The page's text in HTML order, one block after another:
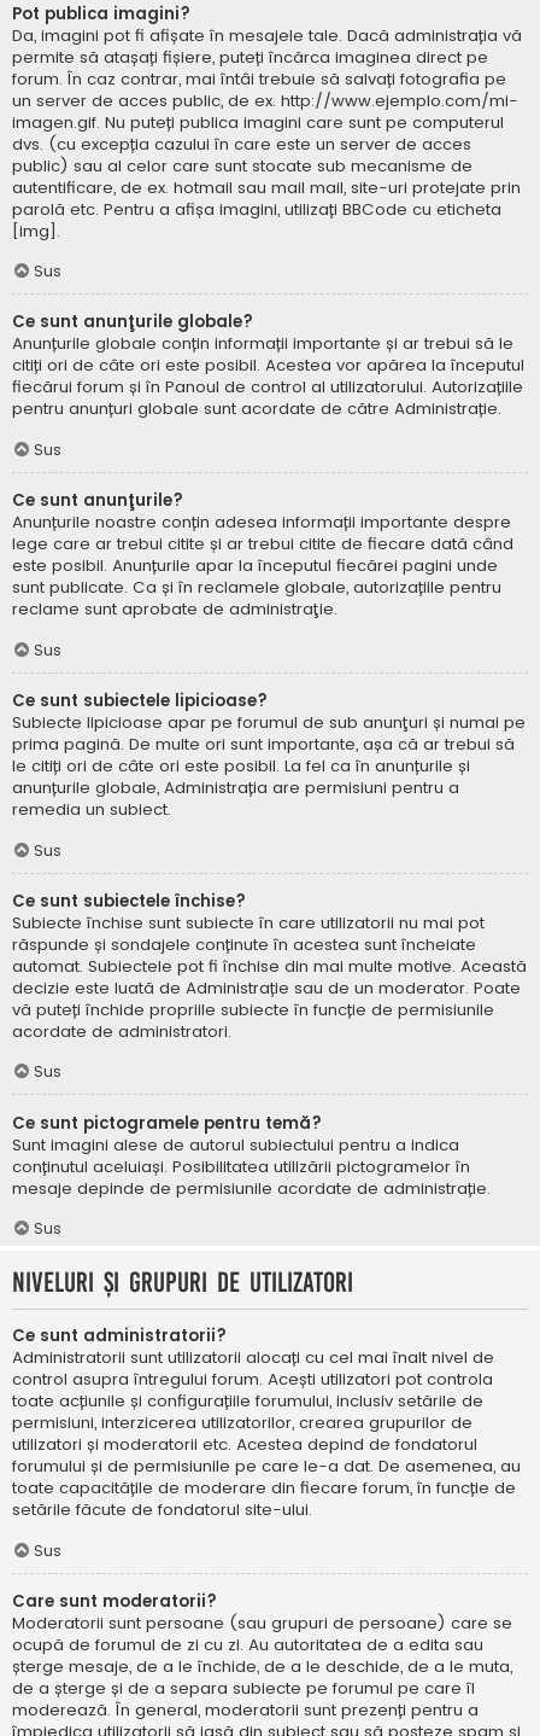
Pot publica imagini?
Da, imagini pot fi afișate în mesajele tale. Dacă administrația vă
permite să atașați fișiere, puteți încărca imaginea direct pe
forum. În caz contrar, mai întâi trebuie să salvați fotografia pe
un server de acces public, de ex. http://www.ejemplo.com/mi-
imagen.gif. Nu puteți publica imagini care sunt pe computerul
dvs. (cu excepția cazului în care este un server de acces
public) sau al celor care sunt stocate sub mecanisme de
autentificare, de ex. hotmail sau mail mail, site-uri protejate prin
parolă etc. Pentru a afișa imagini, utilizați BBCode cu eticheta
[img].
Sus
Ce sunt anunţurile globale?
Anunțurile globale conțin informații importante și ar trebui să le
citiți ori de câte ori este posibil. Acestea vor apărea la începutul
fiecărui forum și în Panoul de control al utilizatorului. Autorizațiile
pentru anunțuri globale sunt acordate de către Administrație.
Sus
Ce sunt anunţurile?
Anunțurile noastre conțin adesea informații importante despre
lege care ar trebui citite și ar trebui citite de fiecare dată când
este posibil. Anunțurile apar la începutul fiecărei pagini unde
sunt publicate. Ca și în reclamele globale, autorizațiile pentru
reclame sunt aprobate de administraţie.
Sus
Ce sunt subiectele lipicioase?
Subiecte lipicioase apar pe forumul de sub anunţuri și numai pe
prima pagină. De multe ori sunt importante, așa că ar trebui să
le citiți ori de câte ori este posibil. La fel ca în anunțurile și
anunțurile globale, Administrația are permisiuni pentru a
remedia un subiect.
Sus
Ce sunt subiectele închise?
Subiecte închise sunt subiecte în care utilizatorii nu mai pot
răspunde și sondajele conținute în acestea sunt încheiate
automat. Subiectele pot fi închise din mai multe motive. Această
decizie este luată de Administrație sau de un moderator. Poate
vă puteți închide propriile subiecte în funcție de permisiunile
acordate de administratori.
Sus
Ce sunt pictogramele pentru temă?
Sunt imagini alese de autorul subiectului pentru a indica
conținutul aceluiași. Posibilitatea utilizării pictogramelor în
mesaje depinde de permisiunile acordate de administrație.
Sus
Niveluri și grupuri de utilizatori
Ce sunt administratorii?
Administratorii sunt utilizatorii alocați cu cel mai înalt nivel de
control asupra întregului forum. Acești utilizatori pot controla
toate acțiunile și configurațiile forumului, inclusiv setările de
permisiuni, interzicerea utilizatorilor, crearea grupurilor de
utilizatori și moderatorii etc. Acestea depind de fondatorul
forumului și de permisiunile pe care le-a dat. De asemenea, au
toate capacitățile de moderare din fiecare forum, în funcție de
setările făcute de fondatorul site-ului.
Sus
Care sunt moderatorii?
Moderatorii sunt persoane (sau grupuri de persoane) care se
ocupă de forumul de zi cu zi. Au autoritatea de a edita sau
șterge mesaje, de a le închide, de a le deschide, de a le muta,
de a șterge și de a separa subiecte pe forumul pe care îl
moderează. În general, moderatorii sunt prezenți pentru a